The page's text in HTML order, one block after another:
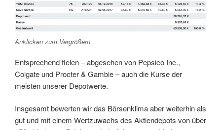
Anklicken zum Vergrößern
Entsprechend fielen – abgesehen von Pepsico Inc.,
Colgate und Procter & Gamble – auch die Kurse der
meisten unserer Depotwerte.
Insgesamt bewerten wir das Börsenklima aber weiterhin als
gut und mit einem Wertzuwachs des Aktiendepots von über